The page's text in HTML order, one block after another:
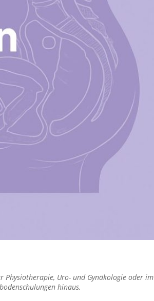
Physiotherapie, Uro- und Gynäkologie oder im
hinaus.